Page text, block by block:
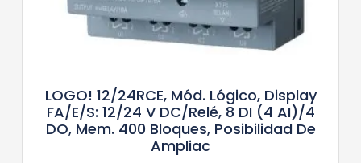
LOGO! 12/24RCE, Mód. Lógico, Display
FA/E/S: 12/24 V DC/relé, 8 DI (4 AI)/4
DO, Mem. 400 Bloques, Posibilidad De
Ampliac